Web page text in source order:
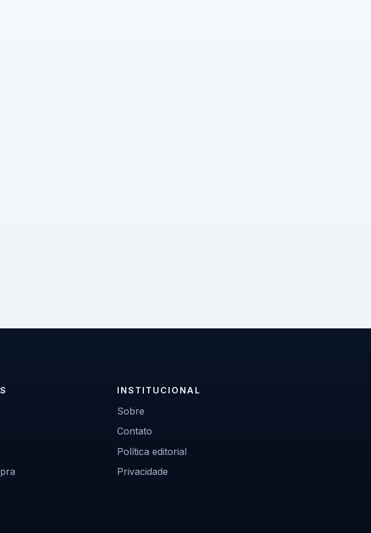
INSTITUCIONAL
Sobre
Contato
Política editorial
Privacidade